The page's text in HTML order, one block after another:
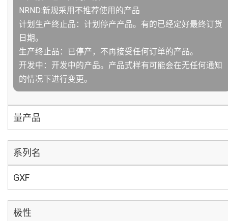
NRND:新规采用不推荐使用的产品
计划生产终止品：计划停产产品。有的已经定好最终订货
日期。
生产终止品：已停产，不再接受任何订单的产品。
开发中：开发中的产品。产品式样有可能会在无任何通知
的情况下进行变更。
量产品
系列名
GXF
极性